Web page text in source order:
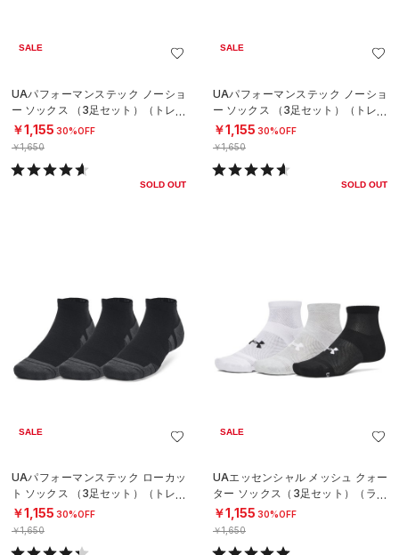
SALE
UAパフォーマンステック ノーショ
ー ソックス （3足セット）（トレー
ニング/UNISEX）
￥1,155 30%OFF
￥1,650
SOLD OUT
SALE
UAパフォーマンステック ノーショ
ー ソックス （3足セット）（トレー
ニング/UNISEX）
￥1,155 30%OFF
￥1,650
SOLD OUT
SALE
UAパフォーマンステック ローカッ
ト ソックス （3足セット）（トレー
ニング/UNISEX）
￥1,155 30%OFF
￥1,650
SALE
UAエッセンシャル メッシュ クォー
ター ソックス（3足セット）（ライ
フスタイル/UNISEX）
￥1,155 30%OFF
￥1,650